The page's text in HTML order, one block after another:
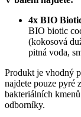
4x BIO
BIO biotic
(kokosová
pitná voda,
Produkt je vhodný
najdete pouze pyré
bakteriálních
odborníky.